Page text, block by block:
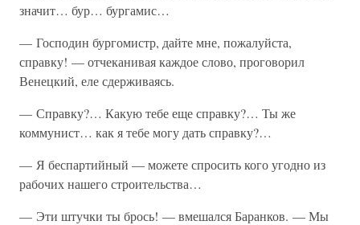
значит… бур… бургамис…
— Господин бургомистр, дайте мне, пожалуйста,
справку! — отчеканивая каждое слово, проговорил
Венецкий, еле сдерживаясь.
— Справку?… Какую тебе еще справку?… Ты же
коммунист… как я тебе могу дать справку?…
— Я беспартийный — можете спросить кого угодно из
рабочих нашего строительства…
— Эти штучки ты брось! — вмешался Баранков. — Мы